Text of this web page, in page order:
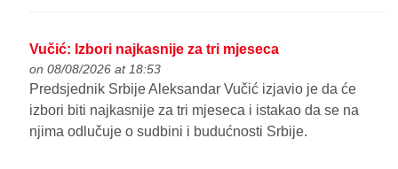
Vučić: Izbori najkasnije za tri mjeseca
on 08/08/2026 at 18:53
Predsjednik Srbije Aleksandar Vučić izjavio je da će
izbori biti najkasnije za tri mjeseca i istakao da se na
njima odlučuje o sudbini i budućnosti Srbije.